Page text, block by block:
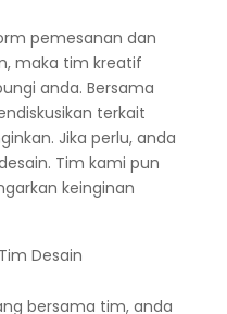
pemesanan dan
maka tim kreatif
anda. Bersama
terkait
Jika perlu, anda
Tim kami pun
keinginan
Desain
bersama tim, anda